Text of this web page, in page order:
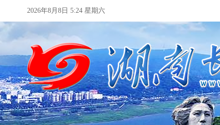
2026年8月8日 5:24 星期六